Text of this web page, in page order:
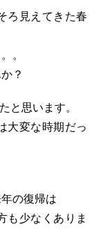
ろ見えてきた春
。
？
と思います。
大変な時期だっ
の復帰は
も少なくありま